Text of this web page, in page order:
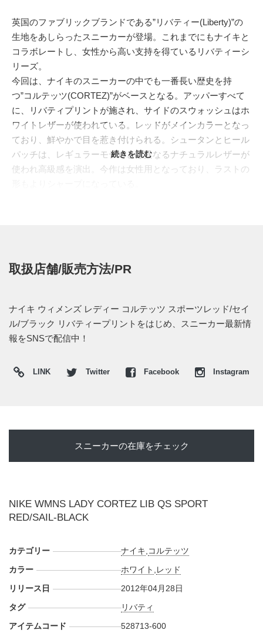
英国のファブリックブランドである”リバティー(Liberty)”の
生地をあしらったスニーカーが登場。これまでにもナイキと
コラボレートし、女性から高い支持を得ているリバティーシ
リーズ。
今回は、ナイキのスニーカーの中でも一番長い歴史を持
つ”コルテッツ(CORTEZ)”がベースとなる。アッパーすべて
に、リバティプリントが施され、サイドのスウォッシュはホ
ワイトレザーが使われている。レッドがメインカラーとなっ
ており、鮮やかで目を惹き付けられる。シュータンとヒール
パッチは、レギュラーモデルとは異なるナチュラルレザーが
使われ高級感を演出。今作は女性用となっており、ラストの
続きを読む
取扱店舗/販売方法/PR
ナイキ ウィメンズ レディー コルテッツ スポーツレッド/セイ
ル/ブラック リバティープリントをはじめ、スニーカー最新情
報をSNSで配信中！
LINK Twitter Facebook Instagram
スニーカーの在庫をチェック
NIKE WMNS LADY CORTEZ LIB QS SPORT
RED/SAIL-BLACK
カテゴリー ナイキ コルテッツ
カラー
ホワイト レッド
リリース日
2012年04月28日
タグ
リバティ
アイテムコード
528713-600